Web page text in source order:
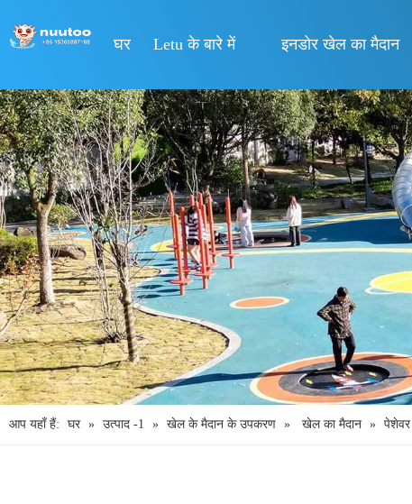
घर Letu के बारे में इनडोर खेल का मैदान
आप यहाँ हैं: घर » उत्पाद -1 » खेल के मैदान के उपकरण » खेल का मैदान » पेशेवर